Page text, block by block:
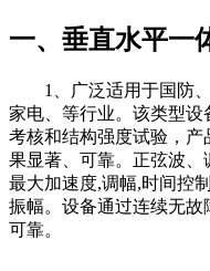
一、垂直水平一
1、广泛适用于国防、
家电、等行业。该类型
考核和结构强度试验，
果显著、可靠。正弦波、
最大加速度,调幅,时间控
振幅。设备通过连续无
可靠。